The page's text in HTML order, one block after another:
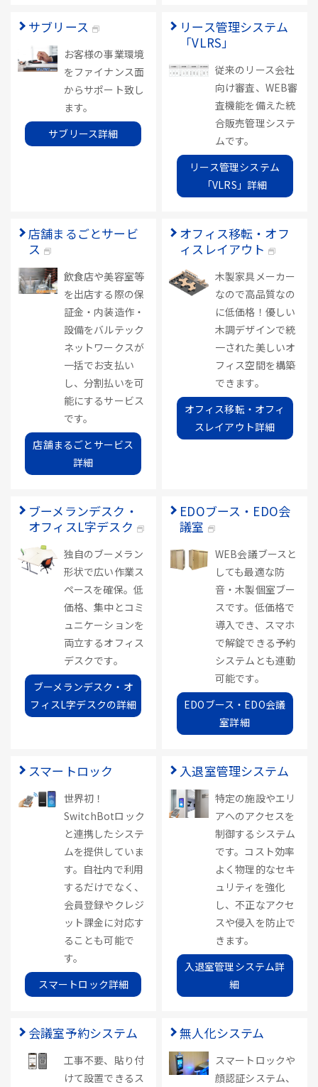
サブリース
お客様の事業環境
をファイナンス面
からサポート致し
ます。
サブリース詳細
リース管理システム
「VLRS」
従来のリース会社
向け審査、WEB審
査機能を備えた統
合販売管理システ
ムです。
リース管理システム
「VLRS」詳細
店舗まるごとサービ
ス
飲食店や美容室等
を出店する際の保
証金・内装造作・
設備をバルテック
ネットワークスが
一括でお支払い
し、分割払いを可
能にするサービス
です。
店舗まるごとサービス
詳細
オフィス移転・オフ
ィスレイアウト
木製家具メーカー
なので高品質なの
に低価格！優しい
木調デザインで統
一された美しいオ
フィス空間を構築
できます。
オフィス移転・オフィ
スレイアウト詳細
ブーメランデスク・
オフィスL字デスク
独自のブーメラン
形状で広い作業ス
ペースを確保。低
価格、集中とコミ
ュニケーションを
両立するオフィス
デスクです。
ブーメランデスク・オ
フィスL字デスクの詳細
EDOブース・EDO会
議室
WEB会議ブースと
しても最適な防
音・木製個室ブー
スです。低価格で
導入でき、スマホ
で解錠できる予約
システムとも連動
可能です。
EDOブース・EDO会議
室詳細
スマートロック
世界初！
SwitchBotロック
と連携したシステ
ムを提供していま
す。自社内で利用
するだけでなく、
会員登録やクレジ
ット課金に対応す
ることも可能で
す。
スマートロック詳細
入退室管理システム
特定の施設やエリ
アへのアクセスを
制御するシステム
です。コスト効率
よく物理的なセキ
ュリティを強化
し、不正なアクセ
スや侵入を防止で
きます。
入退室管理システム詳
細
会議室予約システム
工事不要、貼り付
けて設置できるス
無人化システム
スマートロックや
顔認証システム、